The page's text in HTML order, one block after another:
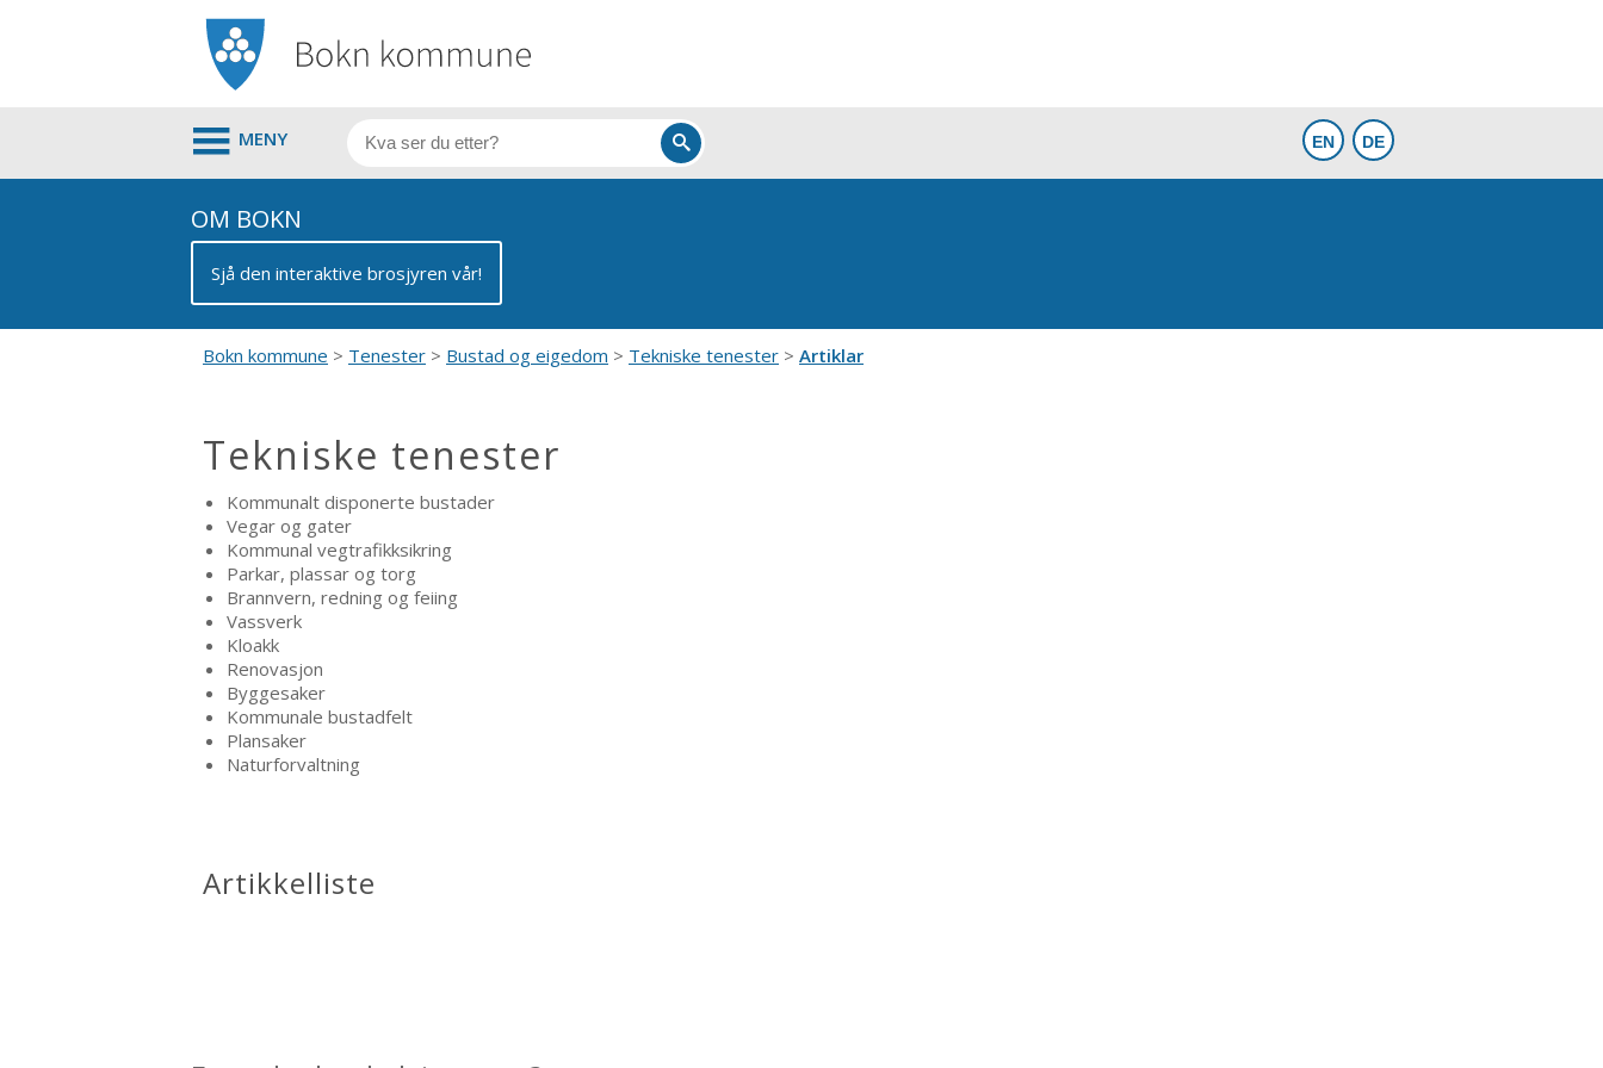
MENY
OM BOKN
Sjå den interaktive brosjyren vår!
Bokn kommune Tenester Bustad og eigedom Tekniske tenester Artiklar
Tekniske tenester
Kommunalt disponerte bustader
Vegar og gater
Kommunal vegtrafikksikring
Parkar, plassar og torg
Brannvern, redning og feiing
Vassverk
Kloakk
Renovasjon
Byggesaker
Kommunale bustadfelt
Plansaker
Naturforvaltning
Artikkelliste